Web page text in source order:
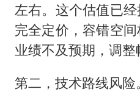
左右。这个估值已
完全定价，容错空
业绩不及预期，调整
第二，技术路线风险。